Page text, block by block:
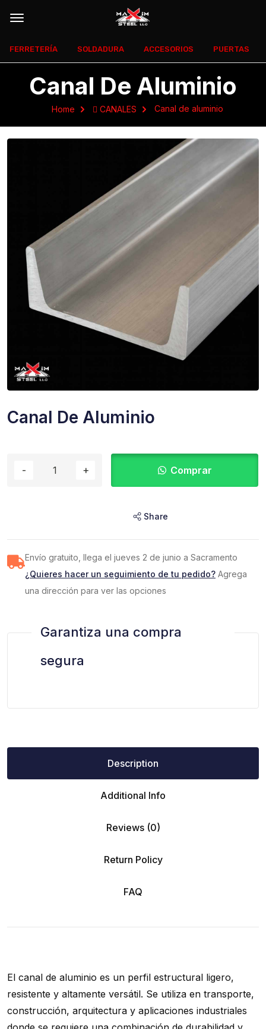
Canal De Aluminio
Home  CANALES Canal de aluminio
Canal De Aluminio
Comprar
Share
Envío gratuito, llega el jueves 2 de junio a Sacramento
¿Quieres hacer un seguimiento de tu pedido? Agrega
una dirección para ver las opciones
Garantiza una compra
segura
Description
Additional Info
Reviews (0)
Return Policy
FAQ
El canal de aluminio es un perfil estructural ligero,
resistente y altamente versátil. Se utiliza en transporte,
construcción, arquitectura y aplicaciones industriales
FERRETERÍA SOLDADURA ACCESORIOS PUERTAS